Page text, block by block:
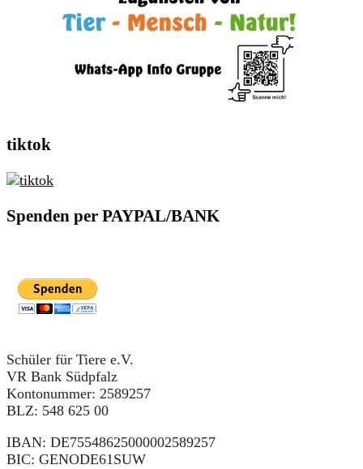
tiktok
Spenden per PAYPAL/BANK
Schüler für Tiere e.V.
VR Bank Südpfalz
Kontonummer: 2589257
BLZ: 548 625 00
IBAN: DE75548625000002589257
BIC: GENODE61SUW